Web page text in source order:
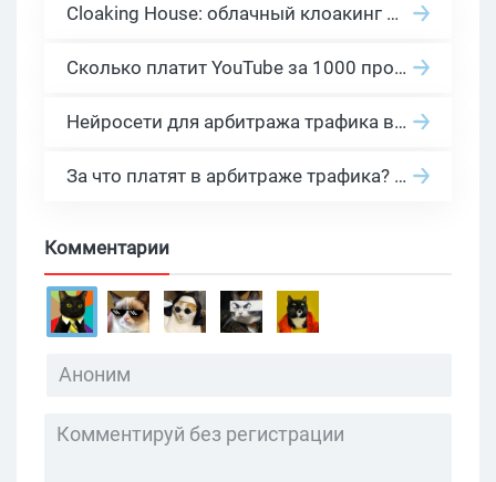
Cloaking House: облачный клоакинг для фильтрации ботов FB и Google Ads — гайд PHP-интеграции 2026
Сколько платит YouTube за 1000 просмотров в 2026: реальные цифры от 0.5 до 36 USD по ГЕО
Нейросети для арбитража трафика в 2026: инструменты, кейсы и AI-медиабайеры
За что платят в арбитраже трафика? 30 моделей оплаты в бурж и СНГ партнерках
Комментарии